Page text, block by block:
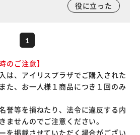
役に立った
1
のご注意】
は、アイリスプラザでご購入された
た、お一人様１商品につき１回のみ
誉等を損ねたり、法令に違反する内
ませんのでご注意ください。
を掲載させていただく場合がござい